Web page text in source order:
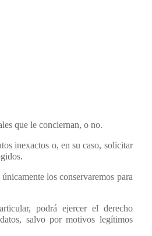
que le conciernan, o no.
inexactos o, en su caso, solicitar
los conservaremos para
podrá ejercer el derecho
salvo por motivos legítimos